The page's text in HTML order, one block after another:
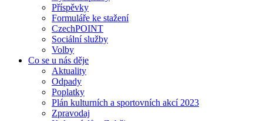
Příspěvky
Formuláře ke stažení
CzechPOINT
Sociální služby
Volby
Co se u nás děje
Aktuality
Odpady
Poplatky
Plán kulturních a sportovních akcí 2023
Zpravodaj